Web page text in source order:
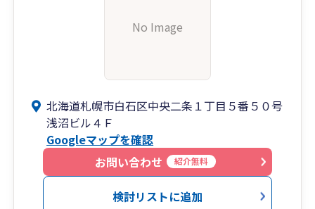
No Image
北海道札幌市白石区中央二条１丁目５番５０号
浅沼ビル４Ｆ
Googleマップを確認
お問い合わせ
紹介無料
検討リストに追加